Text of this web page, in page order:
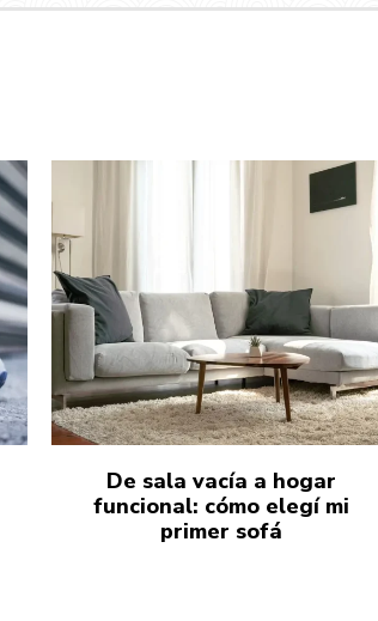
De sala vacía a hogar
funcional: cómo elegí mi
primer sofá